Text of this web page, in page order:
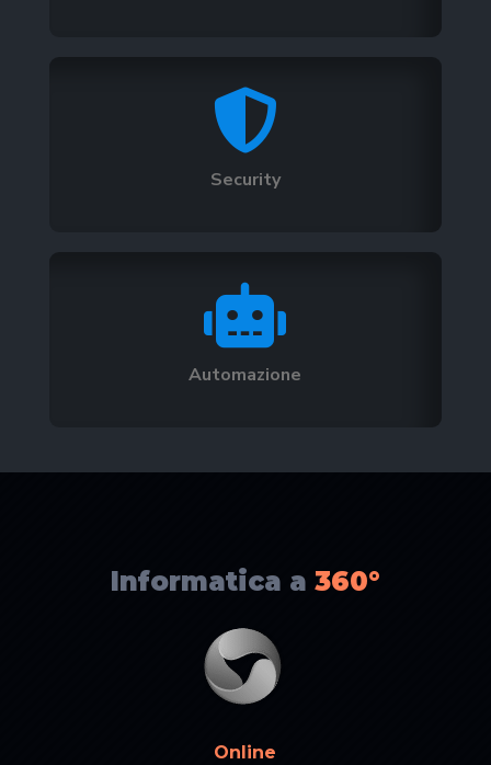

Security

Automazione
Informatica a 360°
Online